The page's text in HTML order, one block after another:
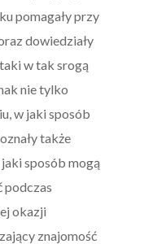
pomagały przy
dowiedziały
w tak srogą
nie tylko
w jaki sposób
także
sposób mogą
podczas
okazji
znajomość